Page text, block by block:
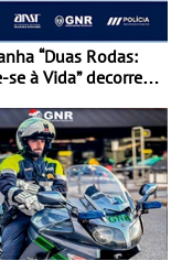
“Duas Rodas:
se à Vida” decorre